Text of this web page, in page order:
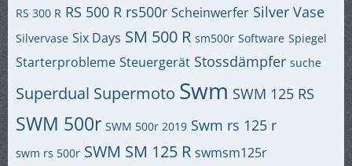
RS 300 R RS 500 R rs500r Scheinwerfer Silver Vase
Silvervase Six Days SM 500 R sm500r Software Spiegel
Starterprobleme Steuergerät Stossdämpfer suche
Superdual Supermoto Swm SWM 125 RS
SWM 500r SWM 500r 2019 Swm rs 125 r
swm rs 500r SWM SM 125 R swmsm125r